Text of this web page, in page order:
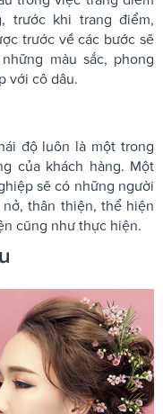
trước khi trang điểm,
trước về các bước sẽ
màu sắc, phong
với cô dâu.
độ luôn là một trong
của khách hàng. Một
sẽ có những người
thân thiện, thể hiện
cũng như thực hiện.